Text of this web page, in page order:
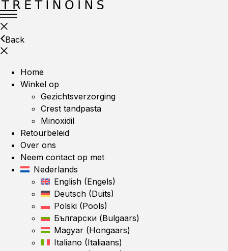
Back
Home
Winkel op
Gezichtsverzorging
Crest tandpasta
Minoxidil
Retourbeleid
Over ons
Neem contact op met
Nederlands
English (Engels)
Deutsch (Duits)
Polski (Pools)
Български (Bulgaars)
Magyar (Hongaars)
Italiano (Italiaans)